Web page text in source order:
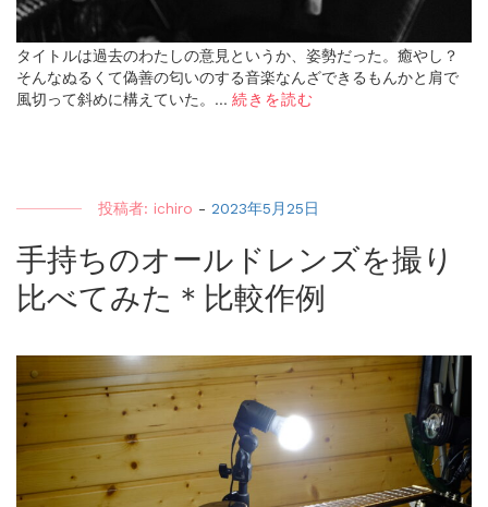
タイトルは過去のわたしの意見というか、姿勢だった。癒やし？
そんなぬるくて偽善の匂いのする音楽なんざできるもんかと肩で
風切って斜めに構えていた。... 続きを読む
投稿者: ichiro - 2023年5月25日
手持ちのオールドレンズを撮り
比べてみた＊比較作例